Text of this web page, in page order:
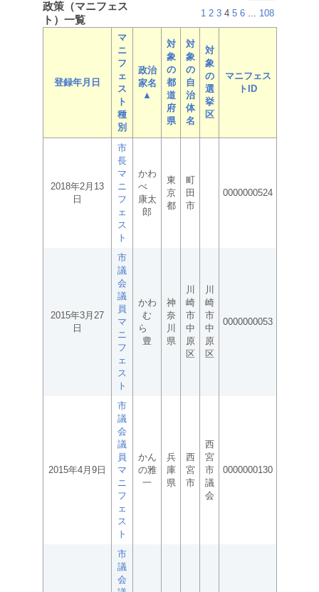
政策（マニフェス
ト）一覧
1 2 3 4 5 6 ... 108
登録年月日
マ
ニ
フ
ェ
ス
ト
種
別
政治
家名
▲
対
象
の
都
道
府
県
対
象
の
自
治
体
名
対
象
の
選
挙
区
マニフェス
トID
2018年2月13
日
市
長
マ
ニ
フ
ェ
ス
ト
かわ
べ
康太
郎
東
京
都
町
田
市
0000000524
2015年3月27
日
市
議
会
議
員
マ
ニ
フ
ェ
ス
ト
かわ
む
ら
豊
神
奈
川
県
川
崎
市
中
原
区
川
崎
市
中
原
区
0000000053
2015年4月9日
市
議
会
議
員
マ
ニ
フ
ェ
ス
ト
かん
の雅
一
兵
庫
県
西
宮
市
西
宮
市
議
会
0000000130
市
議
会